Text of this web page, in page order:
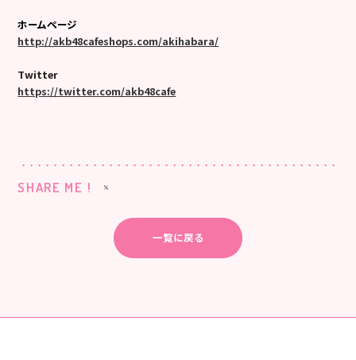
ホームページ
http://akb48cafeshops.com/akihabara/
Twitter
https://twitter.com/akb48cafe
SHARE ME !
一覧に戻る